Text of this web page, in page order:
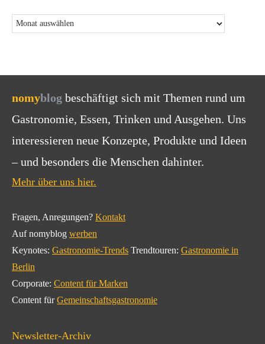
nomyblog beschäftigt sich mit Themen rund um
Gastronomie, Essen, Trinken und Ausgehen. Uns
interessieren neue Konzepte, Produkte und Ideen
– und besonders die Menschen dahinter.
Mehr über uns hier.
Fragen, Anregungen? Kontakt
Auf nomyblog werben
Keynotes: Gastronomie-Trends Trendtouren: Gastronomie in
Berlin
Corporate: Content für Marken
Content fürGemeinschaftsgastronomie
Newsletter-Archiv